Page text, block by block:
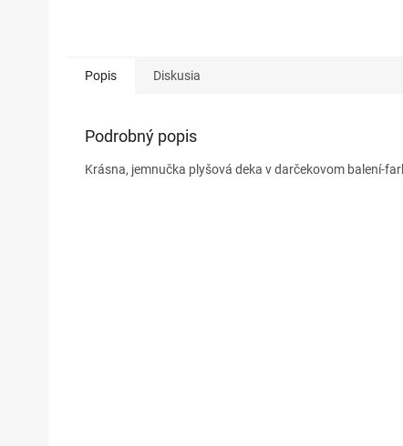
Popis Diskusia
Podrobný popis
Krásna, jemnučka plyšová deka v darčekovom balení-